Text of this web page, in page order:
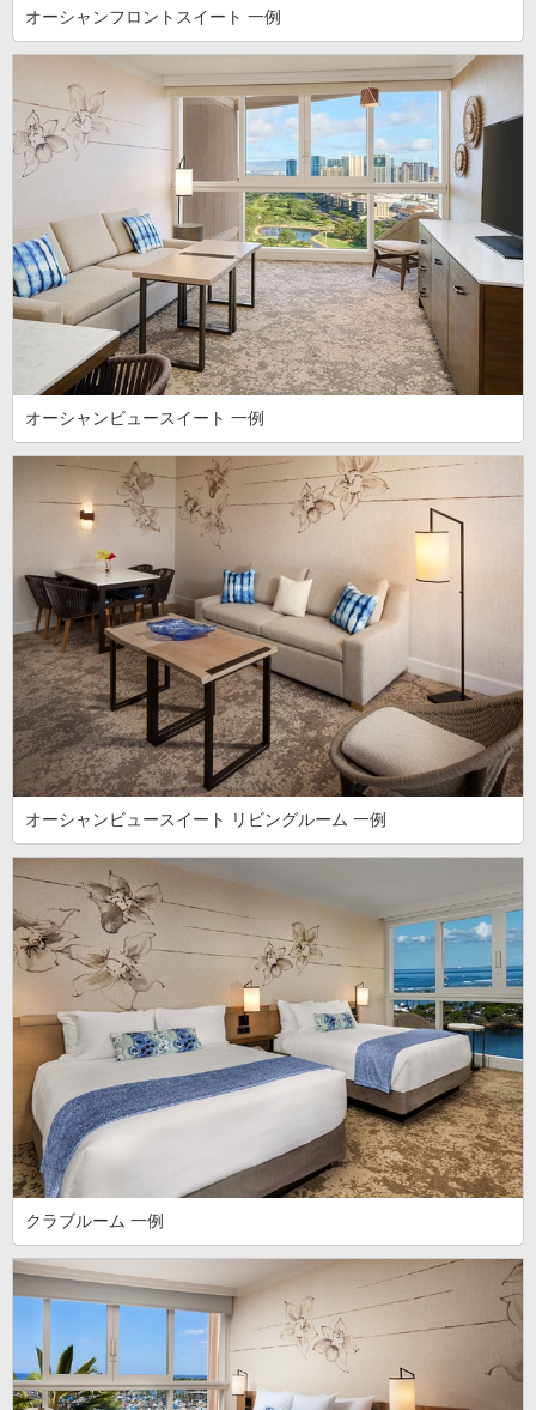
オーシャンフロントスイート 一例
オーシャンビュースイート 一例
オーシャンビュースイート リビングルーム 一例
クラブルーム 一例